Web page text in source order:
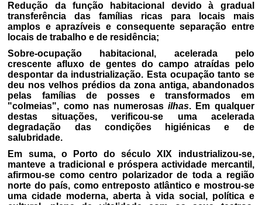
Redução da função habitacional devido à gradual
transferência das famílias ricas para locais mais
amplos e aprazíveis e consequente separação entre
locais de trabalho e de residência;
Sobre-ocupação habitacional, acelerada pelo
crescente afluxo de gentes do campo atraídas pelo
despontar da industrialização. Esta ocupação tanto se
deu nos velhos prédios da zona antiga, abandonados
pelas famílias de posses e transformados em
"colmeias", como nas numerosasilhas. Em qualquer
destas situações, verificou-se uma acelerada
degradação das condições higiénicas e de
salubridade.
Em suma, o Porto do século XIX industrializou-se,
manteve a tradicional e próspera actividade mercantil,
afirmou-se como centro polarizador de toda a região
norte do país, como entreposto atlântico e mostrou-se
uma cidade moderna, aberta à vida social, política e